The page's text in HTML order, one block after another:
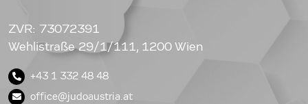
ZVR: 73072391
Wehlistraße 29/1/111, 1200 Wien
+43 1 332 48 48
office@judoaustria.at